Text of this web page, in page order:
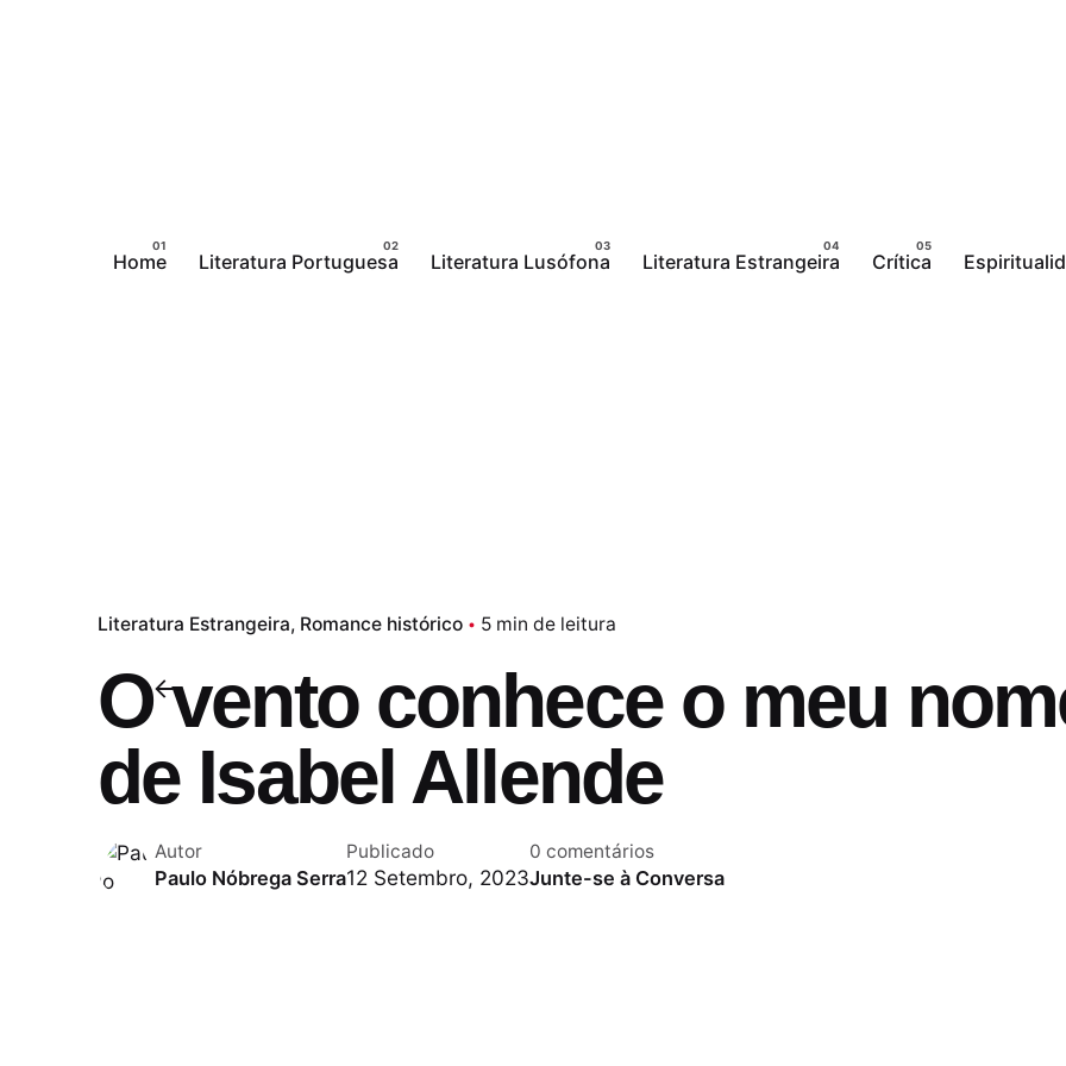
Home Literatura Portuguesa Literatura Lusófona Literatura Estrangeira Crítica
Literatura Estrangeira Romance histórico 5 min de leitura
O vento conhece o meu
de Isabel Allende
Autor
Paulo Nóbrega Serra
Publicado
12 Setembro, 2023
0 comentários
Junte-se à Conversa